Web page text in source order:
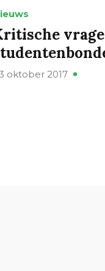
oktober 2017